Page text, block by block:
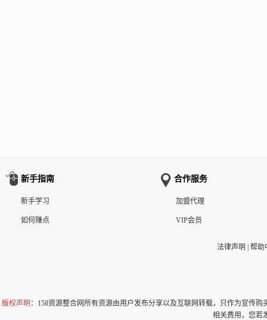
新手指南
新手学习
如何赚点
合作服务
加盟代理
VIP会员
法律声明 帮助
版权声明 ：158资源整合网所有资源由用户发布分享以及互联网转载，只作为宣传
相关费用，您若